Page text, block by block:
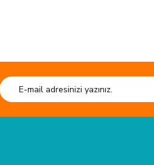
Soru Sor
kesim tahtası sistem çantası
HIZLI GÖNDERİ